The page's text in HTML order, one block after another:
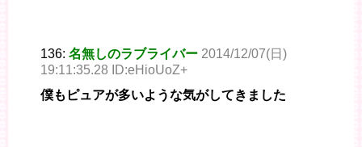
136: 名無しのラブライバー 2014/12/07(日)
19:11:35.28 ID:eHioUoZ+
僕もピュアが多いような気がしてきました